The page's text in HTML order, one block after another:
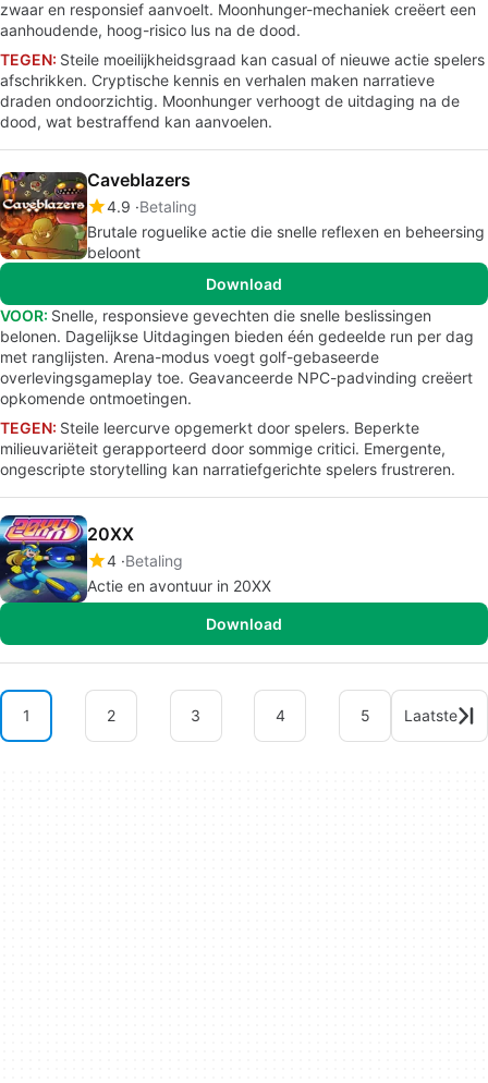
zwaar en responsief aanvoelt. Moonhunger-mechaniek creëert een
aanhoudende, hoog-risico lus na de dood.
TEGEN: Steile moeilijkheidsgraad kan casual of nieuwe actie spelers
afschrikken. Cryptische kennis en verhalen maken narratieve
draden ondoorzichtig. Moonhunger verhoogt de uitdaging na de
dood, wat bestraffend kan aanvoelen.
Caveblazers
4.9 Betaling
Brutale roguelike actie die snelle reflexen en beheersing
beloont
Download
VOOR: Snelle, responsieve gevechten die snelle beslissingen
belonen. Dagelijkse Uitdagingen bieden één gedeelde run per dag
met ranglijsten. Arena-modus voegt golf-gebaseerde
overlevingsgameplay toe. Geavanceerde NPC-padvinding creëert
opkomende ontmoetingen.
TEGEN: Steile leercurve opgemerkt door spelers. Beperkte
milieuvariëteit gerapporteerd door sommige critici. Emergente,
ongescripte storytelling kan narratiefgerichte spelers frustreren.
20XX
4 Betaling
Actie en avontuur in 20XX
Download
1 2 3 4 5 Laatste